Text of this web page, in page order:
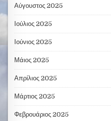
Αύγουστος 2025
Ιούλιος 2025
Ιούνιος 2025
Μάιος 2025
Απρίλιος 2025
Μάρτιος 2025
Φεβρουάριος 2025